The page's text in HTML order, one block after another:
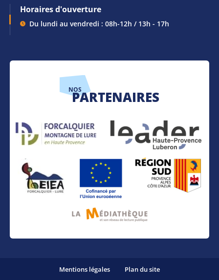
Horaires d'ouverture
Du lundi au vendredi : 08h-12h / 13h - 17h
NOS
PARTENAIRES
Mentions légales Plan du site